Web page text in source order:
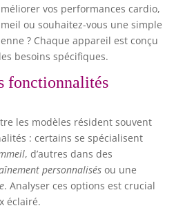
vos performances cardio,
ou souhaitez-vous une simple
? Chaque appareil est conçu
besoins spécifiques.
fonctionnalités
les modèles résident souvent
: certains se spécialisent
, d’autres dans des
personnalisésou une
. Analyser ces options est crucial
éclairé.